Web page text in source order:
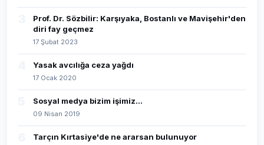
Prof. Dr. Sözbilir: Karşıyaka, Bostanlı ve Mavişehir'den
diri fay geçmez
17 Şubat 2023
Yasak avcılığa ceza yağdı
17 Ocak 2020
Sosyal medya bizim işimiz...
09 Nisan 2019
Tarçın Kırtasiye'de ne ararsan bulunuyor